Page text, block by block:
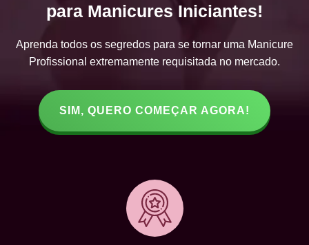
para Manicures Iniciantes!
Aprenda todos os segredos para se tornar uma Manicure
Profissional extremamente requisitada no mercado.
SIM, QUERO COMEÇAR AGORA!